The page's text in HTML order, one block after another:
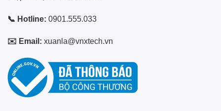
📞 Hotline: 0901.555.033
✉️ Email: xuanla@vnxtech.vn